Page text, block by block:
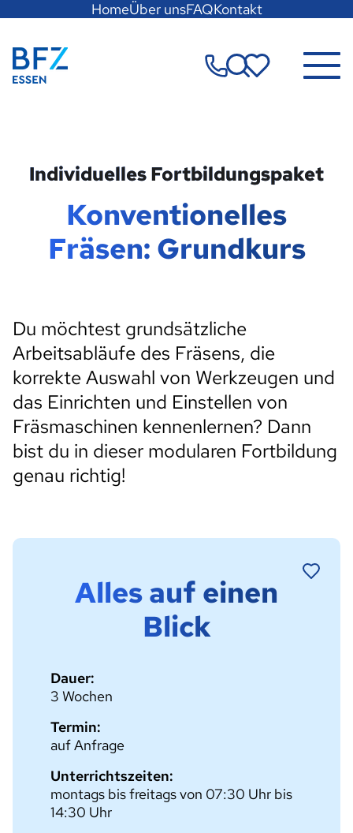
Seite
anspringen
HomeÜber unsFAQKontakt
Zur Startseite Merkzettel
Individuelles Fortbildungspaket
Konventionelles
Fräsen: Grundkurs
Du möchtest grundsätzliche
Arbeitsabläufe des Fräsens, die
korrekte Auswahl von Werkzeugen und
das Einrichten und Einstellen von
Fräsmaschinen kennenlernen? Dann
bist du in dieser modularen Fortbildung
genau richtig!
Alles auf einen
Blick
Dauer:
3 Wochen
Termin:
auf Anfrage
Unterrichtszeiten:
montags bis freitags von 07:30 Uhr bis
14:30 Uhr